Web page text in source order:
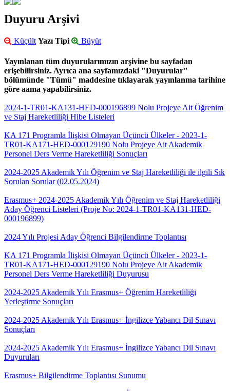
Duyuru Arşivi
Küçült Yazı Tipi Büyüt
Yayınlanan tüm duyurularımızın arşivine bu sayfadan
erişebilirsiniz. Ayrıca ana sayfamızdaki "Duyurular"
bölümünde "Tümü" maddesine tıklayarak yayınlanma tarihine
göre aama yapabilirsiniz.
2024-1-TR01-KA131-HED-000196899 Nolu Projeye Ait Öğrenim
ve Staj Hareketliliği Hibe Listeleri
KA 171 Programla İlişkisi Olmayan Üçüncü Ülkeler - 2023-1-
TR01-KA171-HED-000129190 Nolu Projeye Ait Akademik
Personel Ders Verme Hareketliliği Sonuçları
2024-2025 Akademik Yılı Öğrenim ve Staj Hareketliliği ile ilgili Sık
Sorulan Sorular (02.05.2024)
Erasmus+ 2024-2025 Akademik Yılı Öğrenim ve Staj Hareketliliği
Aday Öğrenci Listeleri (Proje No: 2024-1-TR01-KA131-HED-
000196899)
2024 Yılı Projesi Aday Öğrenci Bilgilendirme Toplantısı
KA 171 Programla İlişkisi Olmayan Üçüncü Ülkeler - 2023-1-
TR01-KA171-HED-000129190 Nolu Projeye Ait Akademik
Personel Ders Verme Hareketliliği Duyurusu
2024-2025 Akademik Yılı Erasmus+ Öğrenim Hareketliliği
Yerleştirme Sonuçları
2024-2025 Akademik Yılı Erasmus+ İngilizce Yabancı Dil Sınavı
Sonuçları
2024-2025 Akademik Yılı Erasmus+ İngilizce Yabancı Dil Sınavı
Duyuruları
Erasmus+ Bilgilendirme Toplantısı Sunumu